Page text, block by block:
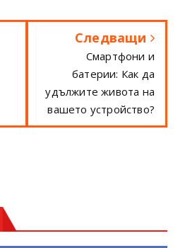
Следващи
Смартфони и
батерии: Как да
удължите живота на
вашето устройство?